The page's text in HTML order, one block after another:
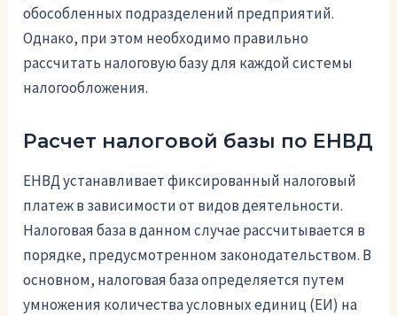
обособленных подразделений предприятий.
Однако, при этом необходимо правильно
рассчитать налоговую базу для каждой системы
налогообложения.
Расчет налоговой базы по ЕНВД
ЕНВД устанавливает фиксированный налоговый
платеж в зависимости от видов деятельности.
Налоговая база в данном случае рассчитывается в
порядке, предусмотренном законодательством. В
основном, налоговая база определяется путем
умножения количества условных единиц (ЕИ) на